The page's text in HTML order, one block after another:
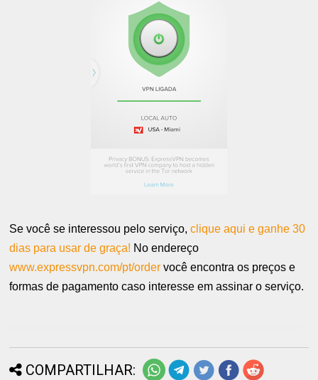
Se você se interessou pelo serviço,clique aqui e ganhe 30
dias para usar de graça! No endereço
www.expressvpn.com/pt/order você encontra os preços e
formas de pagamento caso interesse em assinar o serviço.
COMPARTILHAR: